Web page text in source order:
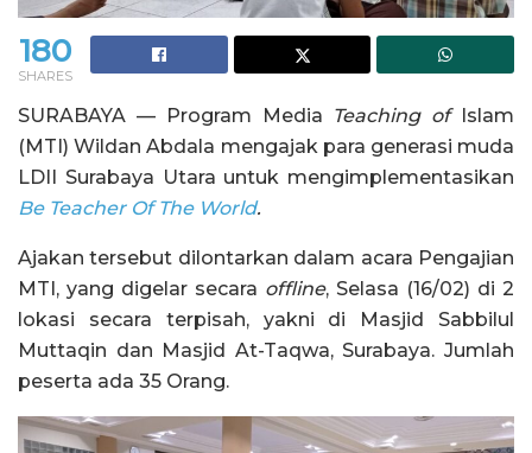
180
SHARES
SURABAYA — Program Media Teaching ofIslam
(MTI) Wildan Abdala mengajak para generasi muda
LDII Surabaya Utara untuk mengimplementasikan
Be Teacher Of The World.
Ajakan tersebut dilontarkan dalam acara Pengajian
MTI, yang digelar secara offline, Selasa (16/02) di 2
lokasi secara terpisah, yakni di Masjid Sabbilul
Muttaqin dan Masjid At-Taqwa, Surabaya. Jumlah
peserta ada 35 Orang.